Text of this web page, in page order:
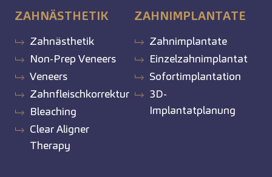
ZAHNÄSTHETIK
Zahnästhetik
Non-Prep Veneers
Veneers
Zahnfleischkorrektur
Bleaching
Clear Aligner
Therapy
ZAHNIMPLANTATE
Zahnimplantate
Einzelzahnimplantat
Sofortimplantation
3D-
Implantatplanung